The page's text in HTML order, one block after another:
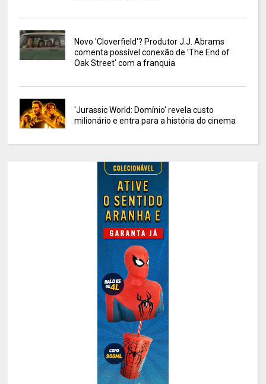
Novo 'Cloverfield'? Produtor J.J. Abrams
comenta possível conexão de 'The End of
Oak Street' com a franquia
'Jurassic World: Domínio' revela custo
milionário e entra para a história do cinema